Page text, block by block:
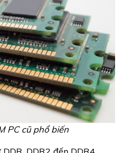
PC cũ phổ biến